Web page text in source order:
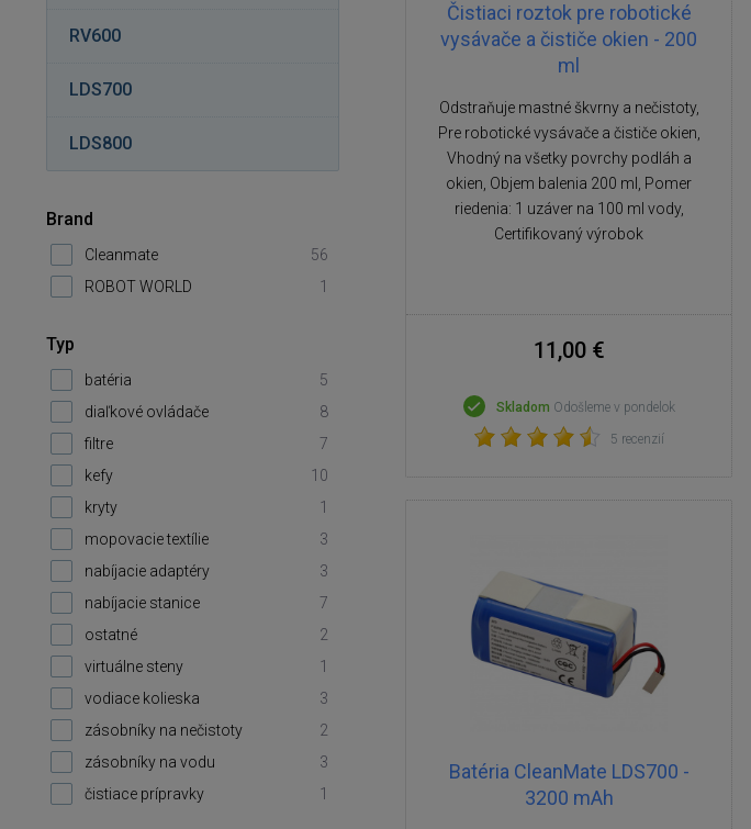
Čistiaci roztok pre robotické
vysávače a čističe okien - 200
ml
Odstraňuje mastné škvrny a nečistoty,
Pre robotické vysávače a čističe okien,
Vhodný na všetky povrchy podláh a
okien, Objem balenia 200 ml, Pomer
riedenia: 1 uzáver na 100 ml vody,
Certifikovaný výrobok
11,00 €
Skladom Odošleme v pondelok
5 recenzií
Batéria CleanMate LDS700 -
3200 mAh
RV600
LDS700
LDS800
Brand
Cleanmate
56
ROBOT WORLD
1
Typ
batéria
5
diaľkové ovládače
8
filtre
7
kefy
10
kryty
1
mopovacie textílie
3
nabíjacie adaptéry
3
nabíjacie stanice
7
ostatné
2
virtuálne steny
1
vodiace kolieska
3
zásobníky na nečistoty
2
zásobníky na vodu
3
čistiace prípravky
1